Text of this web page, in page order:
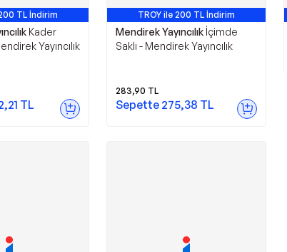
TL İndirim
Kader
Yayıncılık
TL
TROY ile 200 TL İndirim
Mendirek Yayıncılık İçimde
Saklı - Mendirek Yayıncılık
283,90 TL
Sepette 275,38 TL